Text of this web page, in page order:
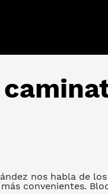
nos habla de
convenientes.